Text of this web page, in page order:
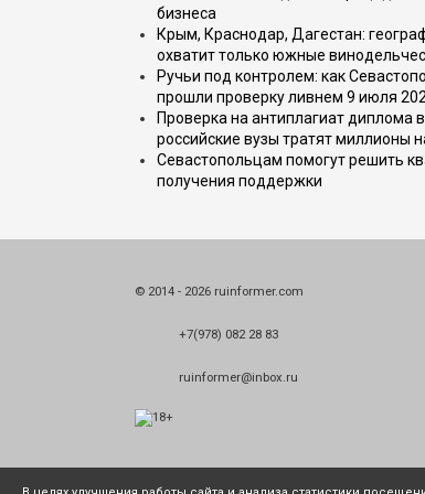
бизнеса
Крым, Краснодар, Дагестан:
охватит только южные
Ручьи под контролем: как
прошли проверку ливнем 9 июля
Проверка на антиплагиат диплома
российские вузы тратят миллионы
Севастопольцам помогут решить
получения поддержки
© 2014 - 2026 ruinformer.com
+7(978) 082 28 83
ruinformer@inbox.ru